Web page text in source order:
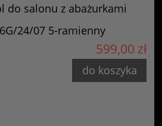
do salonu z abażurkami
24/07 5-ramienny
599,00 zł
do koszyka